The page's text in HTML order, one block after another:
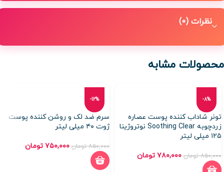
نظرات (0)
محصولات مشابه
-8%
تونر شاداب کننده پوست عصاره
زردچوبه Soothing Clear نوتروژینا
۱۲۵ میلی لیتر
۸۵۰,۰۰۰ تومان ۷۸۰,۰۰۰ تومان
-12%
سرم ضد لک و روشن کننده پوست
ژوت ۴۰ میلی لیتر
۸۵۰,۰۰۰ تومان ۷۵۰,۰۰۰ تومان